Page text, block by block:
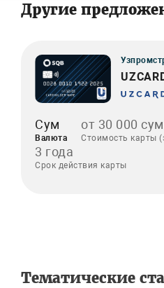
Другие
Сум
Валюта
от 30 000
Стоимость карты
3 года
Срок действия карты
Тематические